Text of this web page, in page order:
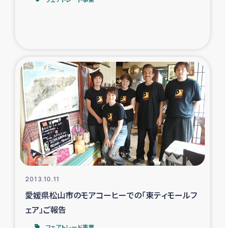
コーヒー生産者支援
アイナロ県マウベシ郡でのコーヒー畑改善事業
ベイルート大規模爆発被災者支援
女性の生計向上支援
2013.10.11
愛媛県松山市のモアコーヒーでの「東ティモールフ
ェア」ご報告